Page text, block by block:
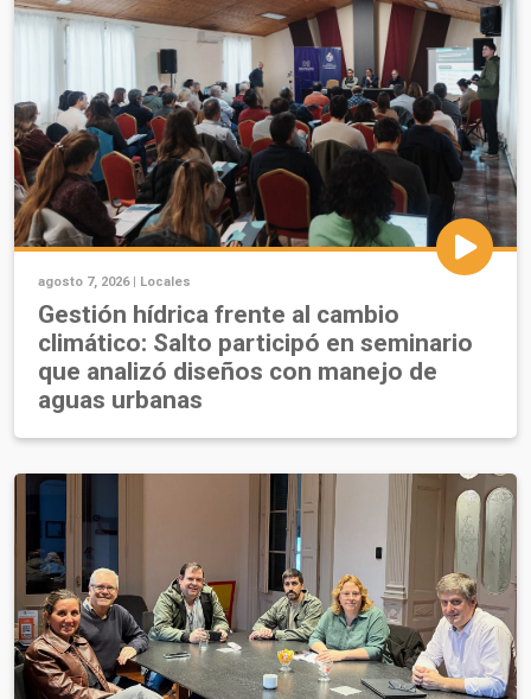
agosto 7, 2026 | Locales
Gestión hídrica frente al cambio
climático: Salto participó en seminario
que analizó diseños con manejo de
aguas urbanas